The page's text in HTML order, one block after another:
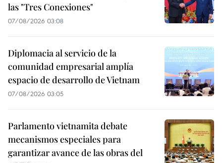
las "Tres Conexiones"
07/08/2026 03:08
Diplomacia al servicio de la
comunidad empresarial amplía
espacio de desarrollo de Vietnam
07/08/2026 03:05
Parlamento vietnamita debate
mecanismos especiales para
garantizar avance de las obras del